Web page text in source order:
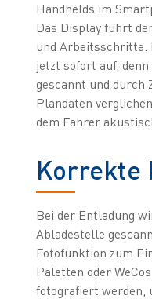
Handhelds im
Das Display führt
und Arbeitsschritte.
jetzt sofort auf,
gescannt und durch
Plandaten
dem Fahrer
Korrekte
Bei der Entladung
Abladestelle
Fotofunktion zum
Paletten oder
fotografiert werden,